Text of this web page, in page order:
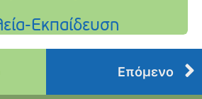
Επόμενο